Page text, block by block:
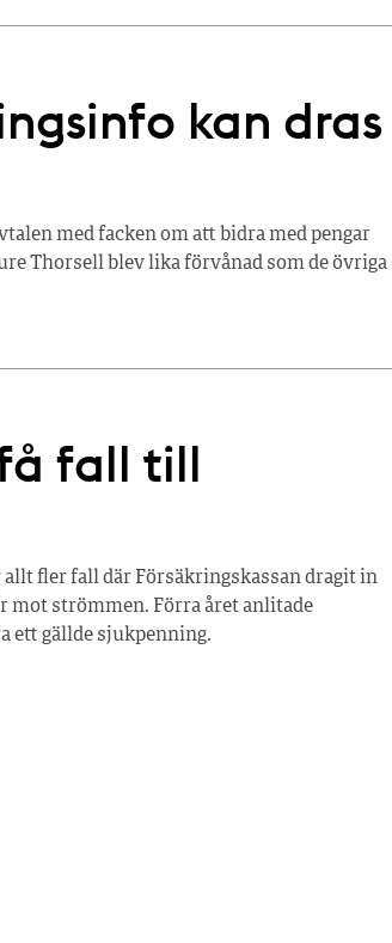
kan dras
med facken om att bidra med pengar
Thorsell blev lika förvånad som de övriga
fall till
fler fall där Försäkringskassan dragit in
mot strömmen. Förra året anlitade
ett gällde sjukpenning.